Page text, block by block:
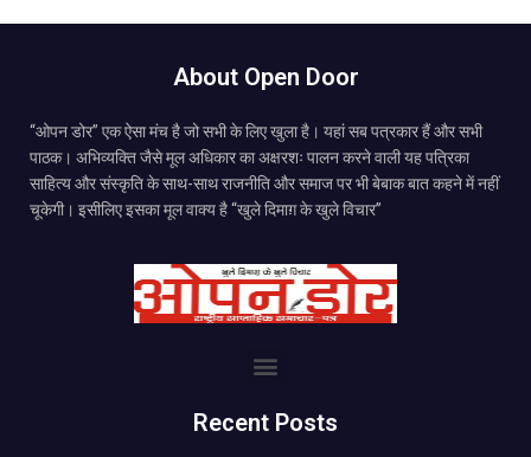
About Open Door
“ओपन डोर” एक ऐसा मंच है जो सभी के लिए खुला है। यहां सब पत्रकार हैं और सभी
पाठक। अभिव्यक्ति जैसे मूल अधिकार का अक्षरशः पालन करने वाली यह पत्रिका
साहित्य और संस्कृति के साथ-साथ राजनीति और समाज पर भी बेबाक बात कहने में नहीं
चूकेगी। इसीलिए इसका मूल वाक्य है “खुले दिमाग़ के खुले विचार”
Recent Posts